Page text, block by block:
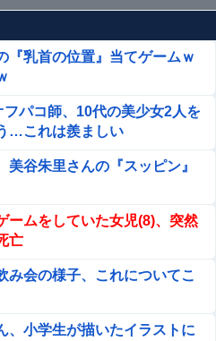
『乳首の位置』当てゲームｗ
フパコ師、10代の美少女2人を
…これは羨ましい
美谷朱里さんの『スッピン』
ームをしていた女児(8)、突然
亡
み会の様子、これについてこ
、小学生が描いたイラストに